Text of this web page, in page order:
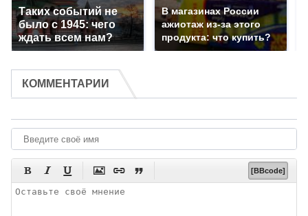
Таких событий не
было с 1945: чего
ждать всем нам?
В магазинах России
ажиотаж из-за этого
продукта: что купить?
КОММЕНТАРИИ
      [BBcode]